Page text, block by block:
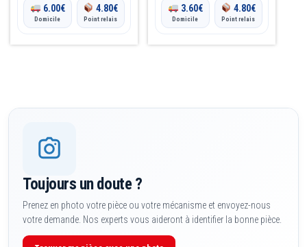
6.00€
Domicile
4.80€
Point relais
3.60€
Domicile
4.80€
Point relais
Toujours un doute ?
Prenez en photo votre pièce ou votre mécanisme et envoyez-nous
votre demande. Nos experts vous aideront à identifier la bonne pièce.